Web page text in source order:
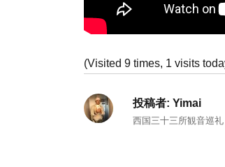
(Visited 9 times, 1 visits
投稿者: Yimai
西国三十三所観音巡